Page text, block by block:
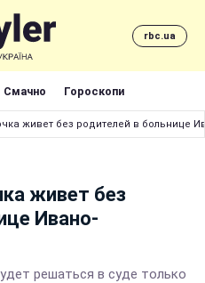
rbc.ua
Смачно Гороскопи
живет без родителей в больнице
живет без
Ивано-
решаться в суде только